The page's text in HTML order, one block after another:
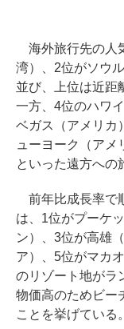
海外旅行先の人
湾）、2位がソウ
並び、上位は近距
一方、4位のハワ
ベガス（アメリカ
ューヨーク（アメ
といった遠方への
前年比成長率で
は、1位がプーケ
ン）、3位が高雄
ア）、5位がマカ
のリゾート地がラ
物価高のためビー
ことを挙げている。